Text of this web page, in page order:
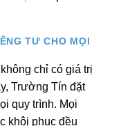
TƯ CHO MỌI
chỉ có giá trị
Trường Tín đặt
quy trình. Mọi
khôi phục đều